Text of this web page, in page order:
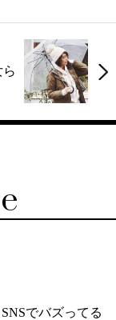
でバズってる